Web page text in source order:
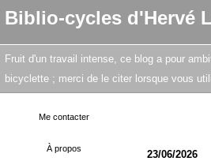
Biblio-cycles d'Hervé
Fruit d'un travail intense, ce blog a pour
bicyclette ; merci de le citer lorsque vous
Me contacter
À propos 23/06/2026